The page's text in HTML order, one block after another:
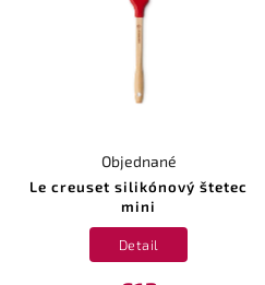
Le creuset silikónový štetec
mini
Objednané
Detail